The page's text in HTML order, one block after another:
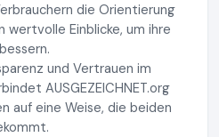
die Orientierung
Einblicke, um ihre
und Vertrauen im
AUSGEZEICHNET.org
auf eine Weise, die beiden